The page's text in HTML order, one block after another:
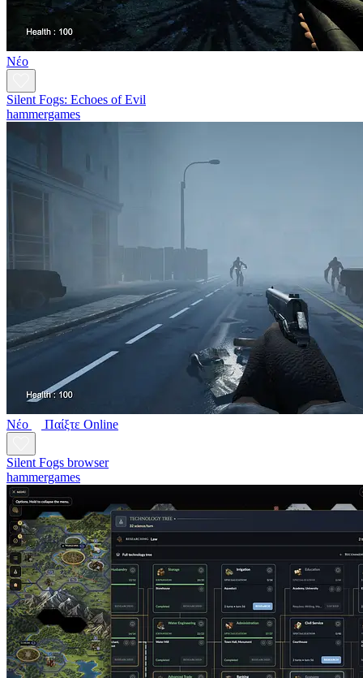
Νέο
Silent Fogs: Echoes of Evil
hammergames
Νέο Παίξτε Online
Silent Fogs browser
hammergames